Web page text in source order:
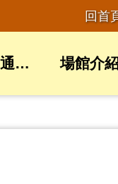
回首
機關通訊錄 場館介